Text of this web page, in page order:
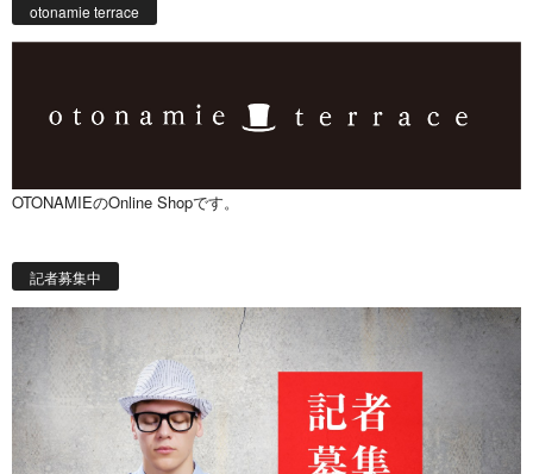
otonamie terrace
OTONAMIEのOnline Shopです。
記者募集中